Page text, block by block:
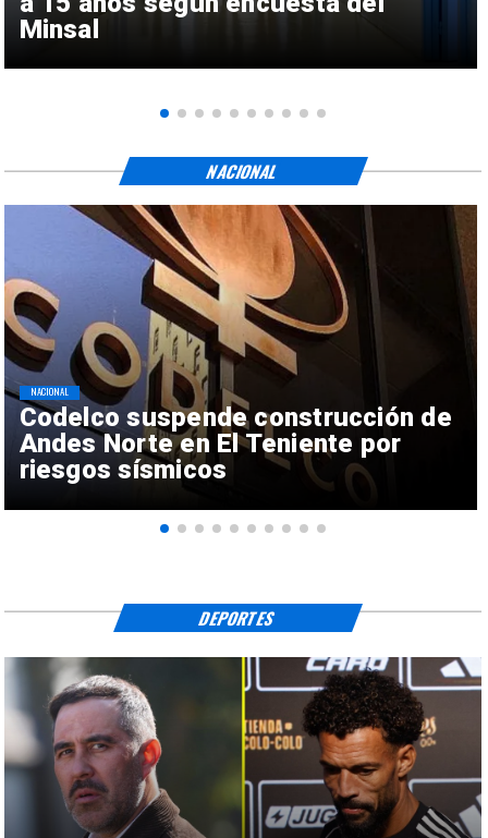
Minsal
Codelco suspende construcción de
Andes Norte en El Teniente por
riesgos sísmicos
NACIONAL
NACIONAL
DEPORTES